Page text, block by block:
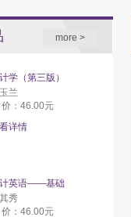
more >
学（第三版）
兰
价：46.00元
详情
英语——基础
秀
价：46.00元